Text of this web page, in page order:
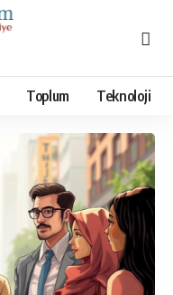
Toplum Teknoloji